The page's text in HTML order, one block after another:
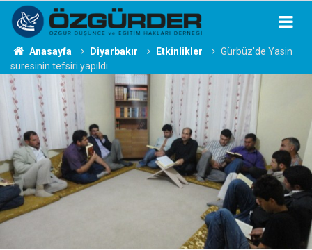
Anasayfa Diyarbakır Etkinlikler
Gürbüz'de Yasin
suresinin tefsiri yapıldı